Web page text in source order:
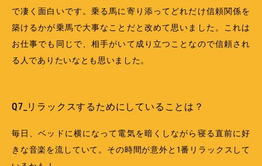
で凄く面白いです。乗る馬に寄り添ってどれだけ信頼関係を
築けるかが乗馬で大事なことだと改めて思いました。これは
お仕事でも同じで、相手がいて成り立つことなので信頼され
る人でありたいなとも思いました。
Q7_リラックスするためにしていることは？
毎日、ベッドに横になって電気を暗くしながら寝る直前に好
きな音楽を流していて。その時間が意外と1番リラックスして